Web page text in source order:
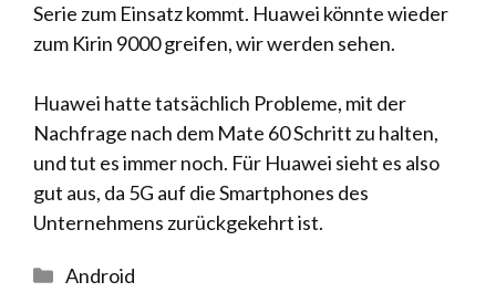
Serie zum Einsatz kommt. Huawei könnte wieder
zum Kirin 9000 greifen, wir werden sehen.
Huawei hatte tatsächlich Probleme, mit der
Nachfrage nach dem Mate 60 Schritt zu halten,
und tut es immer noch. Für Huawei sieht es also
gut aus, da 5G auf die Smartphones des
Unternehmens zurückgekehrt ist.
Kategorien
Android